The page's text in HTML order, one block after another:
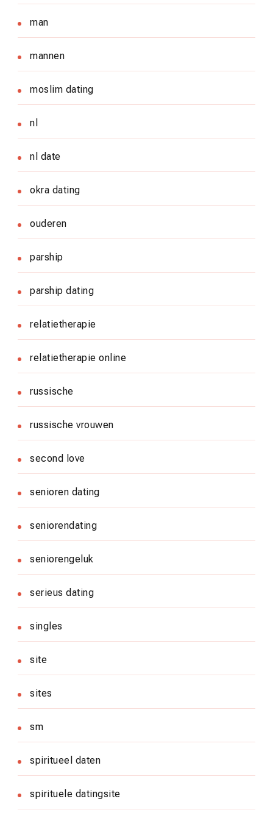
man
mannen
moslim dating
nl
nl date
okra dating
ouderen
parship
parship dating
relatietherapie
relatietherapie online
russische
russische vrouwen
second love
senioren dating
seniorendating
seniorengeluk
serieus dating
singles
site
sites
sm
spiritueel daten
spirituele datingsite